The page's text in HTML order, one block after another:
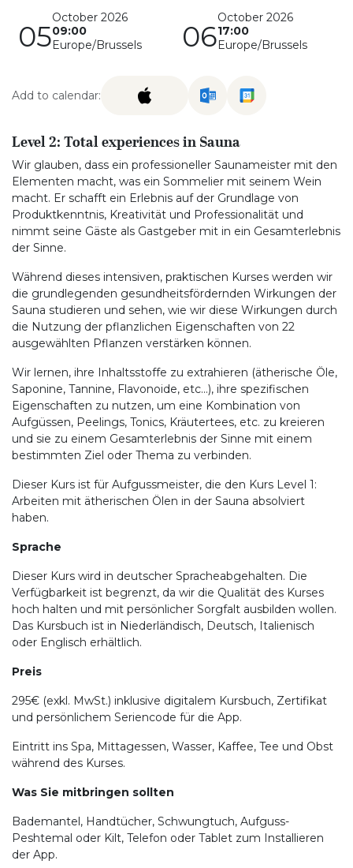
05
October 2026
09:00
Europe/Brussels
06
October 2026
17:00
Europe/Brussels
Add to calendar:
Level 2: Total experiences in Sauna
Wir glauben, dass ein professioneller Saunameister mit den
Elementen macht, was ein Sommelier mit seinem Wein
macht. Er schafft ein Erlebnis auf der Grundlage von
Produktkenntnis, Kreativität und Professionalität und
nimmt seine Gäste als Gastgeber mit in ein Gesamterlebnis
der Sinne.
Während dieses intensiven, praktischen Kurses werden wir
die grundlegenden gesundheitsfördernden Wirkungen der
Sauna studieren und sehen, wie wir diese Wirkungen durch
die Nutzung der pflanzlichen Eigenschaften von 22
ausgewählten Pflanzen verstärken können.
Wir lernen, ihre Inhaltsstoffe zu extrahieren (ätherische Öle,
Saponine, Tannine, Flavonoide, etc...), ihre spezifischen
Eigenschaften zu nutzen, um eine Kombination von
Aufgüssen, Peelings, Tonics, Kräutertees, etc. zu kreieren
und sie zu einem Gesamterlebnis der Sinne mit einem
bestimmten Ziel oder Thema zu verbinden.
Dieser Kurs ist für Aufgussmeister, die den Kurs Level 1:
Arbeiten mit ätherischen Ölen in der Sauna absolviert
haben.
Sprache
Dieser Kurs wird in deutscher Spracheabgehalten. Die
Verfügbarkeit ist begrenzt, da wir die Qualität des Kurses
hoch halten und mit persönlicher Sorgfalt ausbilden wollen.
Das Kursbuch ist in Niederländisch, Deutsch, Italienisch
oder Englisch erhältlich.
Preis
295€ (exkl. MwSt.) inklusive digitalem Kursbuch, Zertifikat
und persönlichem Seriencode für die App.
Eintritt ins Spa, Mittagessen, Wasser, Kaffee, Tee und Obst
während des Kurses.
Was Sie mitbringen sollten
Bademantel, Handtücher, Schwungtuch, Aufguss-
Peshtemal oder Kilt, Telefon oder Tablet zum Installieren
der App.